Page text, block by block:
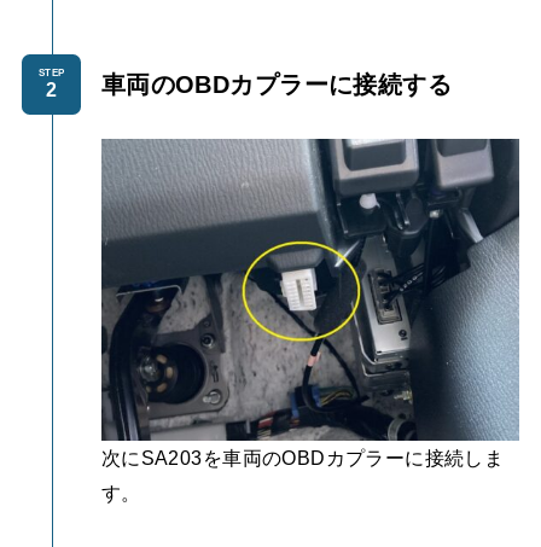
STEP 車両のOBDカプラーに接続する
次にSA203を車両のOBDカプラーに接続しま
す。